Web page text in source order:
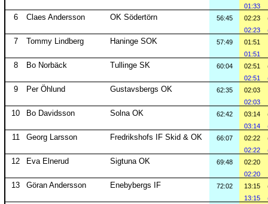
01:33
6 Claes Andersson OK Södertörn 56:45 02:23
02:23
7 Tommy Lindberg Haninge SOK 57:49
01:51
01:51
8 Bo Norbäck Tullinge SK 60:04 02:51
02:51
9 Per Öhlund Gustavsbergs OK 62:35
02:03
02:03
10 Bo Davidsson Solna OK 62:42 03:14
03:14
11 Georg Larsson Fredrikshofs IF Skid & OK 66:07 02:22
02:22
12 Eva Elnerud Sigtuna OK 69:48
02:20
02:20
13 Göran Andersson Enebybergs IF 72:02 13:15
13:15